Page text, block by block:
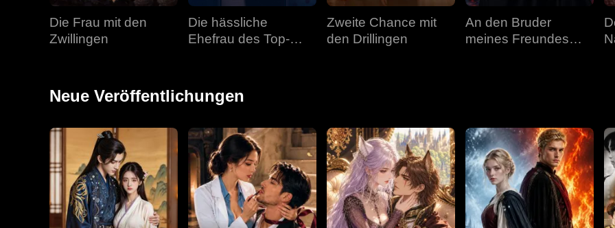
Die Frau mit den
Zwillingen
Die hässliche
Ehefrau des Top-
Zweite Chance mit
den Drillingen
An den Bruder
meines Freundes
Neue Veröffentlichungen